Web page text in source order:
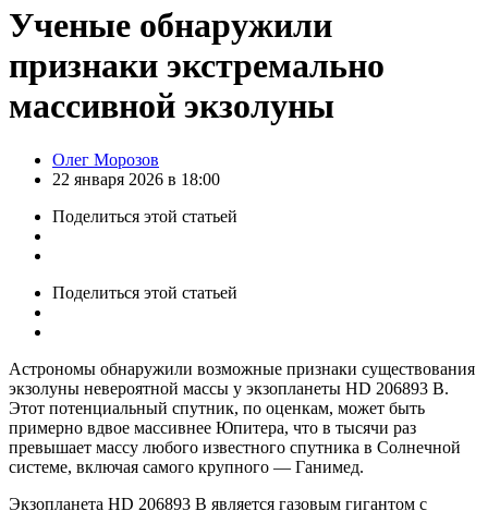
Ученые обнаружили
признаки экстремально
массивной экзолуны
Posted
by
Олег Морозов
22 января 2026 в 18:00
Поделиться этой статьей
Поделиться этой статьей
Астрономы обнаружили возможные признаки существования
экзолуны невероятной массы у экзопланеты HD 206893 B.
Этот потенциальный спутник, по оценкам, может быть
примерно вдвое массивнее Юпитера, что в тысячи раз
превышает массу любого известного спутника в Солнечной
системе, включая самого крупного — Ганимед.
Экзопланета HD 206893 B является газовым гигантом с